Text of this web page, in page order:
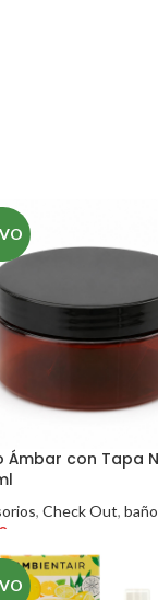
Ámbar con Tapa
, Check Out, baño